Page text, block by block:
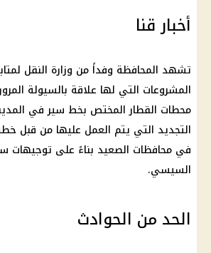
أخبار قنا
تشهد المحافظة وفداً من وزارة النقل
المشروعات التي لها علاقة بالسيولة
محطات القطار المختص بخط سير في
التجديد التي يتم العمل عليها من قبل
في محافظات الصعيد بناءً على توجيهات
السيسي.
الحد من الحوادث